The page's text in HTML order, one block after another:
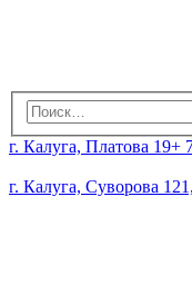
г. Калуга, Платова 19+
г. Калуга, Суворова